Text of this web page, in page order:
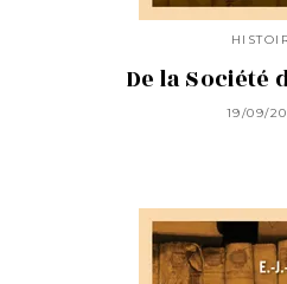
De la Société
19/09/